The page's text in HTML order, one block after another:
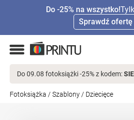
Do -25% na wszystko!
Sprawdź ofertę
Do 09.08 fotoksiążki -25% z kodem:
Fotoksiążka / Szablony / Dziecięce